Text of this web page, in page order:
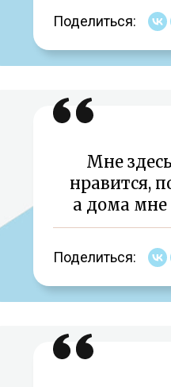
Поделиться:
Мне
нравится,
а дома мне
Поделиться: